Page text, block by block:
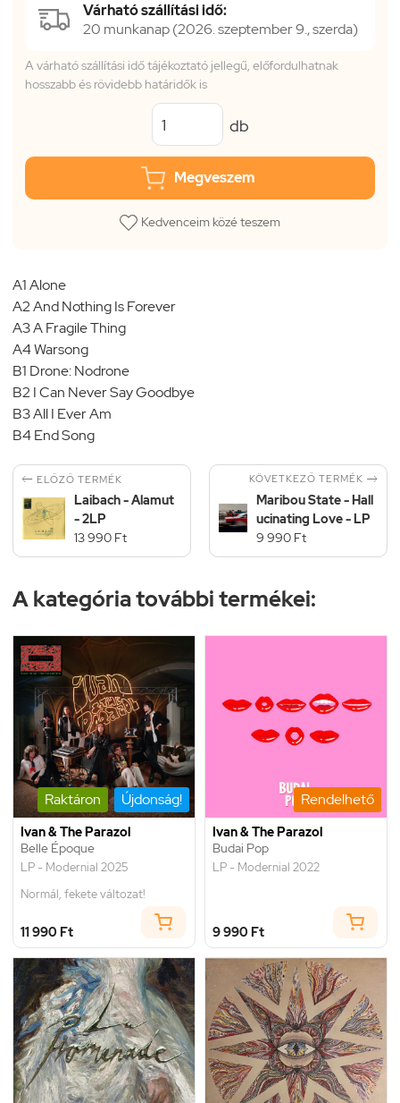
Várható szállítási idő:
20 munkanap (2026. szeptember 9., szerda)
A várható szállítási idő tájékoztató jellegű, előfordulhatnak
hosszabb és rövidebb határidők is
db
Megveszem
Kedvenceim közé teszem
A1 Alone
A2 And Nothing Is Forever
A3 A Fragile Thing
A4 Warsong
B1 Drone: Nodrone
B2 I Can Never Say Goodbye
B3 All I Ever Am
B4 End Song
 ELŐZŐ TERMÉK
Laibach - Alamut
- 2LP
13 990 Ft
KÖVETKEZŐ TERMÉK 
Maribou State - Hall
ucinating Love - LP
9 990 Ft
A kategória további termékei:
Raktáron Újdonság!
Ivan & The Parazol
Belle Époque
LP - Modernial 2025
Normál, fekete változat!
11 990 Ft
Rendelhető
Ivan & The Parazol
Budai Pop
LP - Modernial 2022
9 990 Ft